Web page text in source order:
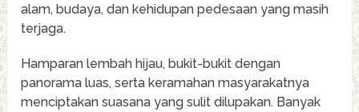
alam, budaya, dan kehidupan pedesaan yang masih
terjaga.
Hamparan lembah hijau, bukit-bukit dengan
panorama luas, serta keramahan masyarakatnya
menciptakan suasana yang sulit dilupakan. Banyak